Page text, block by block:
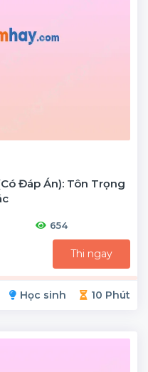
Đáp Án): Tôn Trọng
654
Thi ngay
Học sinh 10 Phút